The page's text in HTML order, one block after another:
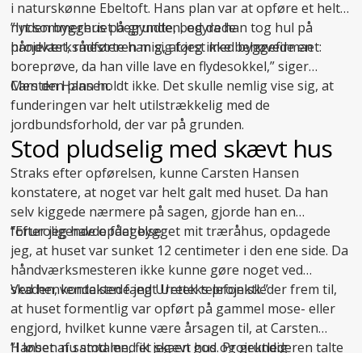
i naturskønne Ebeltoft. Hans plan var at opføre et helt
nyt sommerhus på grunden, og da han tog hul på
projektet, rådførte han sig først med byggefirmaet:
”Inden byggeriet begyndte, bedyrede
håndværksmesteren mig, at jeg ikke behøvede en
boreprøve, da han ville lave en flydesokkel,” siger
Carsten Hansen.
Men den plan holdt ikke. Det skulle nemlig vise sig, at
funderingen var helt utilstrækkelig med de
jordbundsforhold, der var på grunden.
Stod pludselig med skævt hus
Straks efter opførelsen, kunne Carsten Hansen
konstatere, at noget var helt galt med huset. Da han
selv kiggede nærmere på sagen, gjorde han en
foruroligende opdagelse:
”Efter jeg havde fået bygget mit træråhus, opdagede
jeg, at huset var sunket 12 centimeter i den ene side. Da
håndværksmesteren ikke kunne gøre noget ved
skaden, kontaktede jeg Uretek telefonisk.”
Ved henvendelsen fandt Ureteks projektleder frem til,
at huset formentlig var opført på gammel mose- eller
engjord, hvilket kunne være årsagen til, at Carsten
Hansen nu stod med et skævt hus. Projektlederen talte
”I løbet af samtalen, fik jeg en god og grundig